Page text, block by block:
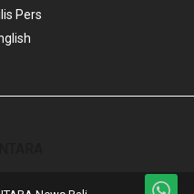
Pers